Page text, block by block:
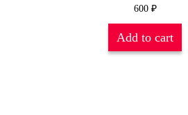
600 ₽
Add to cart